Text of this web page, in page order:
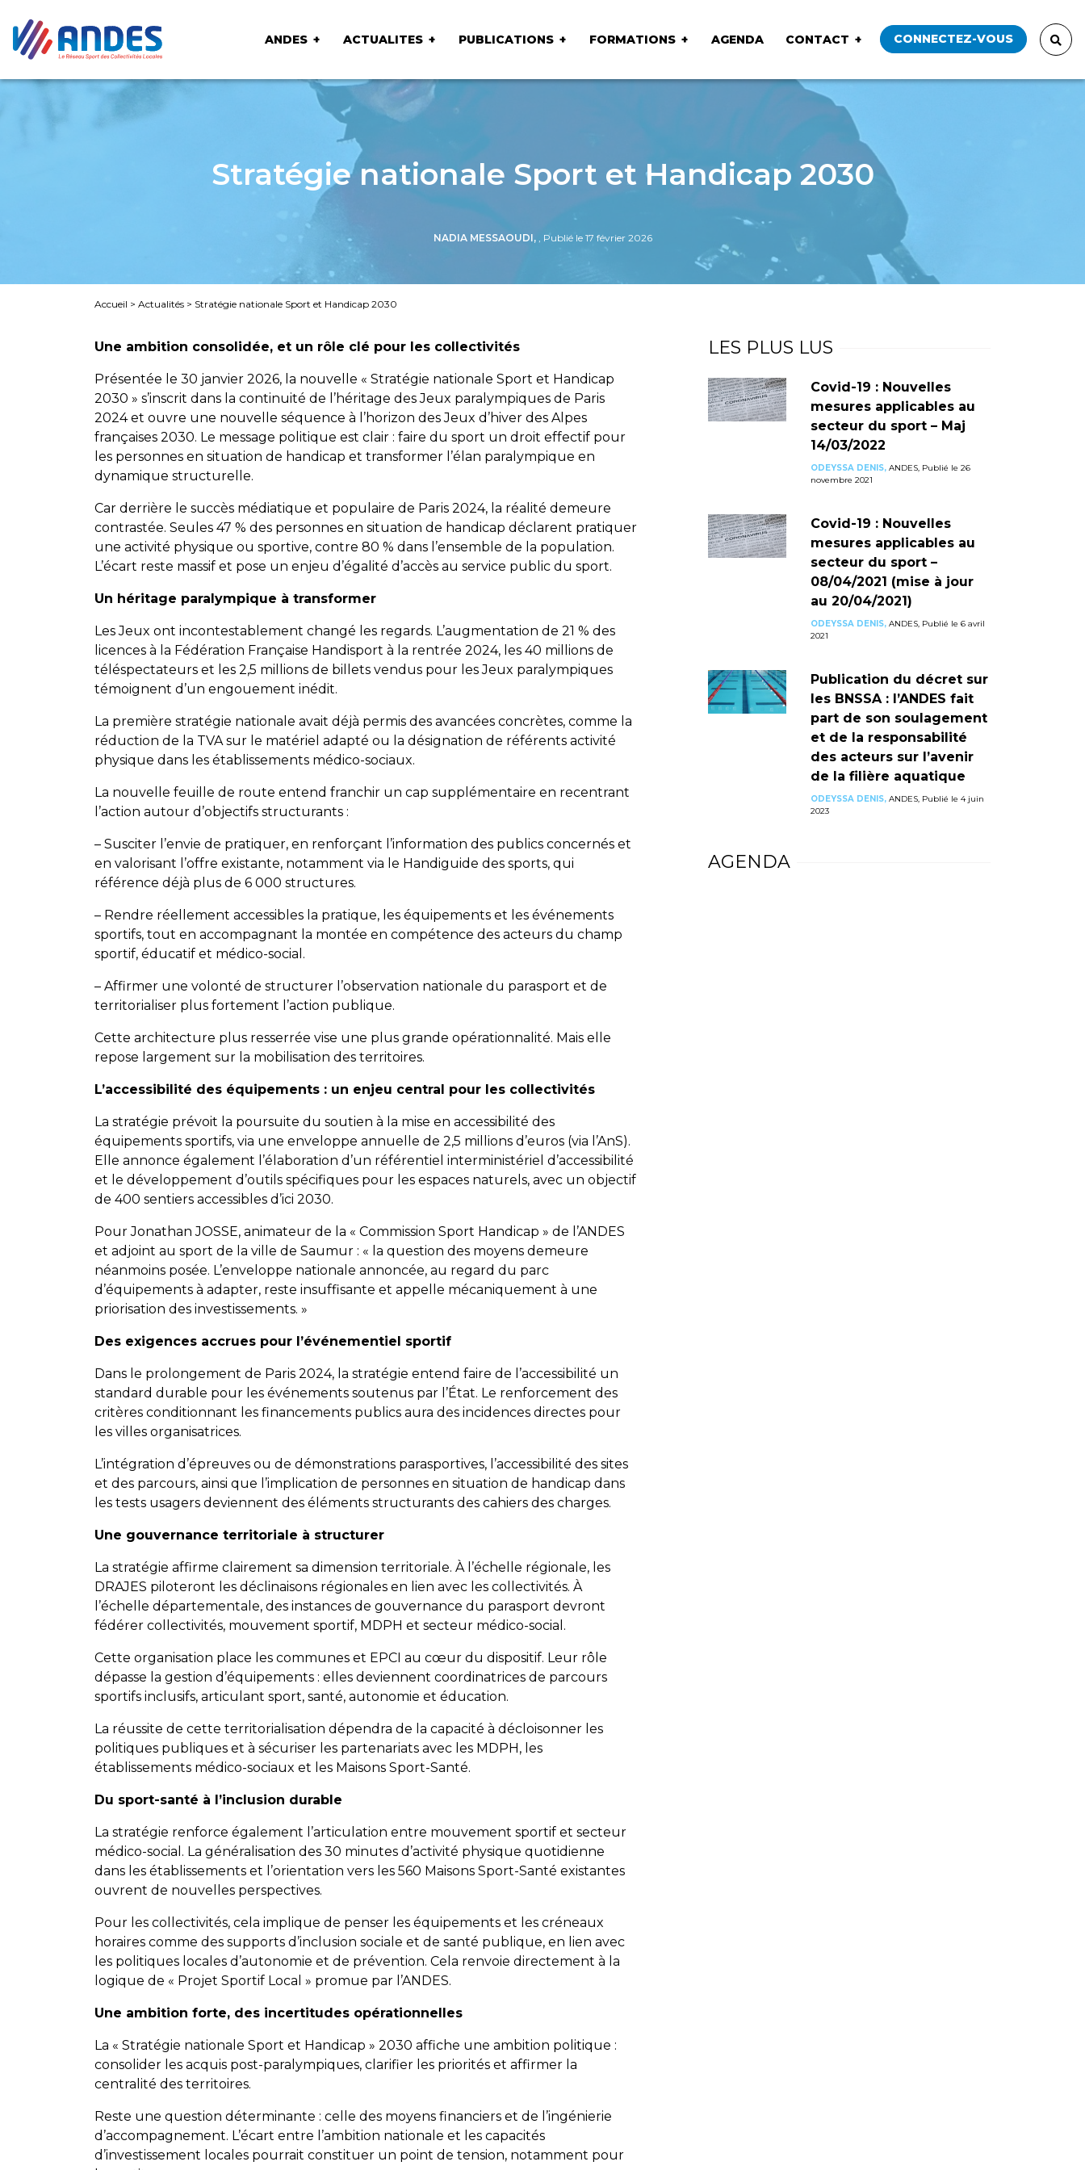
ANDES ACTUALITES PUBLICATIONS FORMATIONS AGENDA CONTACT CONNECTEZ-VOUS
Stratégie nationale Sport et Handicap 2030
NADIA MESSAOUDI, , Publié le 17 février 2026
Accueil > Actualités > Stratégie nationale Sport et Handicap 2030
Une ambition consolidée, et un rôle clé pour les collectivités
Présentée le 30 janvier 2026, la nouvelle « Stratégie nationale Sport et Handicap
2030 » s’inscrit dans la continuité de l’héritage des Jeux paralympiques de Paris
2024 et ouvre une nouvelle séquence à l’horizon des Jeux d’hiver des Alpes
françaises 2030. Le message politique est clair : faire du sport un droit effectif pour
les personnes en situation de handicap et transformer l’élan paralympique en
dynamique structurelle.
Car derrière le succès médiatique et populaire de Paris 2024, la réalité demeure
contrastée. Seules 47 % des personnes en situation de handicap déclarent pratiquer
une activité physique ou sportive, contre 80 % dans l’ensemble de la population.
L’écart reste massif et pose un enjeu d’égalité d’accès au service public du sport.
Un héritage paralympique à transformer
Les Jeux ont incontestablement changé les regards. L’augmentation de 21 % des
licences à la Fédération Française Handisport à la rentrée 2024, les 40 millions de
téléspectateurs et les 2,5 millions de billets vendus pour les Jeux paralympiques
témoignent d’un engouement inédit.
La première stratégie nationale avait déjà permis des avancées concrètes, comme la
réduction de la TVA sur le matériel adapté ou la désignation de référents activité
physique dans les établissements médico-sociaux.
La nouvelle feuille de route entend franchir un cap supplémentaire en recentrant
l’action autour d’objectifs structurants :
– Susciter l’envie de pratiquer, en renforçant l’information des publics concernés et
en valorisant l’offre existante, notamment via le Handiguide des sports, qui
référence déjà plus de 6 000 structures.
– Rendre réellement accessibles la pratique, les équipements et les événements
sportifs, tout en accompagnant la montée en compétence des acteurs du champ
sportif, éducatif et médico-social.
– Affirmer une volonté de structurer l’observation nationale du parasport et de
territorialiser plus fortement l’action publique.
Cette architecture plus resserrée vise une plus grande opérationnalité. Mais elle
repose largement sur la mobilisation des territoires.
L’accessibilité des équipements : un enjeu central pour les collectivités
La stratégie prévoit la poursuite du soutien à la mise en accessibilité des
équipements sportifs, via une enveloppe annuelle de 2,5 millions d’euros (via l’AnS).
Elle annonce également l’élaboration d’un référentiel interministériel d’accessibilité
et le développement d’outils spécifiques pour les espaces naturels, avec un objectif
de 400 sentiers accessibles d’ici 2030.
Pour Jonathan JOSSE, animateur de la « Commission Sport Handicap » de l’ANDES
et adjoint au sport de la ville de Saumur : « la question des moyens demeure
néanmoins posée. L’enveloppe nationale annoncée, au regard du parc
d’équipements à adapter, reste insuffisante et appelle mécaniquement à une
priorisation des investissements. »
Des exigences accrues pour l’événementiel sportif
Dans le prolongement de Paris 2024, la stratégie entend faire de l’accessibilité un
standard durable pour les événements soutenus par l’État. Le renforcement des
critères conditionnant les financements publics aura des incidences directes pour
les villes organisatrices.
L’intégration d’épreuves ou de démonstrations parasportives, l’accessibilité des sites
et des parcours, ainsi que l’implication de personnes en situation de handicap dans
les tests usagers deviennent des éléments structurants des cahiers des charges.
Une gouvernance territoriale à structurer
La stratégie affirme clairement sa dimension territoriale. À l’échelle régionale, les
DRAJES piloteront les déclinaisons régionales en lien avec les collectivités. À
l’échelle départementale, des instances de gouvernance du parasport devront
fédérer collectivités, mouvement sportif, MDPH et secteur médico-social.
Cette organisation place les communes et EPCI au cœur du dispositif. Leur rôle
dépasse la gestion d’équipements : elles deviennent coordinatrices de parcours
sportifs inclusifs, articulant sport, santé, autonomie et éducation.
La réussite de cette territorialisation dépendra de la capacité à décloisonner les
politiques publiques et à sécuriser les partenariats avec les MDPH, les
établissements médico-sociaux et les Maisons Sport-Santé.
Du sport-santé à l’inclusion durable
La stratégie renforce également l’articulation entre mouvement sportif et secteur
médico-social. La généralisation des 30 minutes d’activité physique quotidienne
dans les établissements et l’orientation vers les 560 Maisons Sport-Santé existantes
ouvrent de nouvelles perspectives.
Pour les collectivités, cela implique de penser les équipements et les créneaux
horaires comme des supports d’inclusion sociale et de santé publique, en lien avec
les politiques locales d’autonomie et de prévention. Cela renvoie directement à la
logique de « Projet Sportif Local » promue par l’ANDES.
Une ambition forte, des incertitudes opérationnelles
La « Stratégie nationale Sport et Handicap » 2030 affiche une ambition politique :
consolider les acquis post-paralympiques, clarifier les priorités et affirmer la
centralité des territoires.
Reste une question déterminante : celle des moyens financiers et de l’ingénierie
d’accompagnement. L’écart entre l’ambition nationale et les capacités
d’investissement locales pourrait constituer un point de tension, notamment pour
LES PLUS LUS
Covid-19 : Nouvelles
mesures applicables au
secteur du sport – Maj
14/03/2022
ODEYSSA DENIS,ANDES, Publié le 26
novembre 2021
Covid-19 : Nouvelles
mesures applicables au
secteur du sport –
08/04/2021 (mise à jour
au 20/04/2021)
ODEYSSA DENIS,ANDES, Publié le 6 avril
2021
Publication du décret sur
les BNSSA : l’ANDES fait
part de son soulagement
et de la responsabilité
des acteurs sur l’avenir
de la filière aquatique
ODEYSSA DENIS,ANDES, Publié le 4 juin
2023
AGENDA